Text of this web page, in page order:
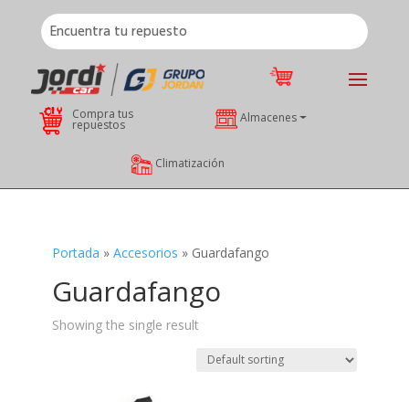
Compra tus
repuestos Almacenes
Climatización
Portada » Accesorios » Guardafango
Guardafango
Showing the single result